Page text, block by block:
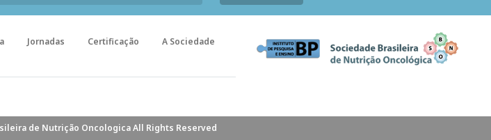
Jornadas Certificação
A Sociedade
de Nutrição Oncologica All Rights Reserved